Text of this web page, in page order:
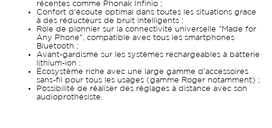
récentes comme Phonak Infinio ;
Confort d'écoute optimal dans toutes les situations grâce
à des réducteurs de bruit intelligents ;
Rôle de pionnier sur la connectivité universelle "Made for
Any Phone", compatible avec tous les smartphones
Bluetooth ;
Avant-gardisme sur les systèmes rechargeables à batterie
lithium-ion ;
Écosystème riche avec une large gamme d'accessoires
sans-fil pour tous les usages (gamme Roger notamment) ;
Possibilité de réaliser des réglages à distance avec son
audioprothésiste.